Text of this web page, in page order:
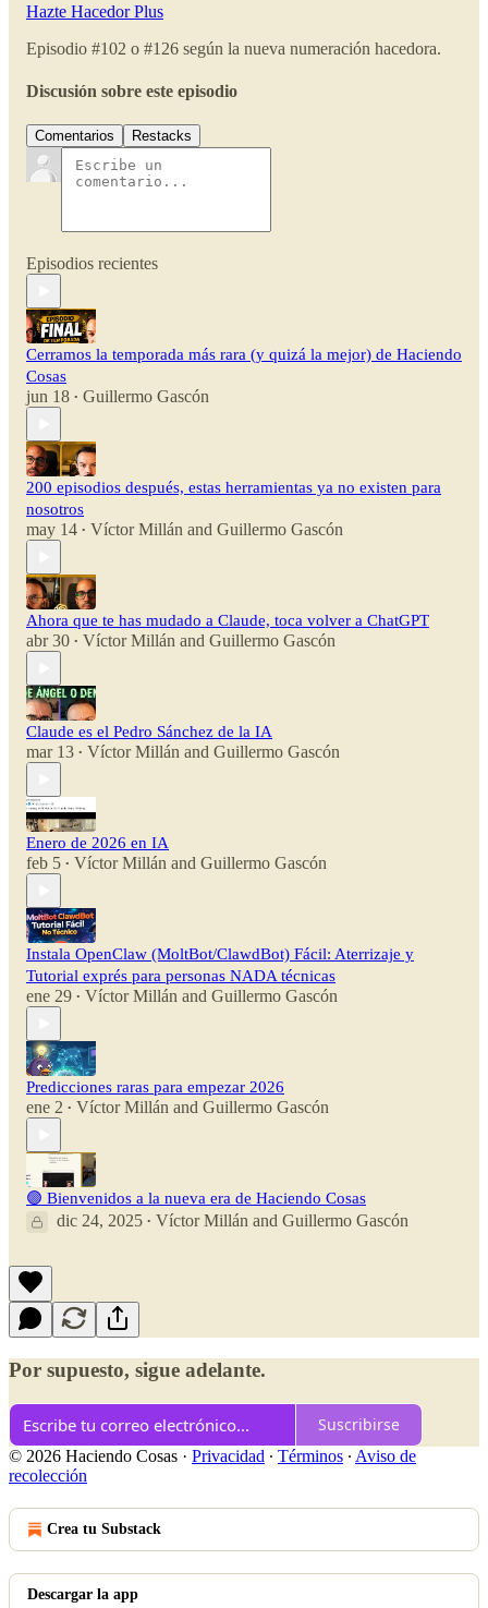
Hazte Hacedor Plus
Episodio #102 o #126 según la nueva numeración hacedora.
Discusión sobre este episodio
Comentarios Restacks
Episodios recientes
Cerramos la temporada más rara (y quizá la mejor) de Haciendo
Cosas
jun 18 • Guillermo Gascón
200 episodios después, estas herramientas ya no existen para
nosotros
may 14 • Víctor Millán and Guillermo Gascón
Ahora que te has mudado a Claude, toca volver a ChatGPT
abr 30 • Víctor Millán and Guillermo Gascón
Claude es el Pedro Sánchez de la IA
mar 13 • Víctor Millán and Guillermo Gascón
Enero de 2026 en IA
feb 5 • Víctor Millán and Guillermo Gascón
Instala OpenClaw (MoltBot/ClawdBot) Fácil: Aterrizaje y
Tutorial exprés para personas NADA técnicas
ene 29 • Víctor Millán and Guillermo Gascón
Predicciones raras para empezar 2026
ene 2 • Víctor Millán and Guillermo Gascón
🟣 Bienvenidos a la nueva era de Haciendo Cosas
dic 24, 2025 • Víctor Millán and Guillermo Gascón
Por supuesto, sigue adelante.
Suscribirse
© 2026 Haciendo Cosas · Privacidad ∙ Términos ∙ Aviso de
recolección
Crea tu Substack
Descargar la app